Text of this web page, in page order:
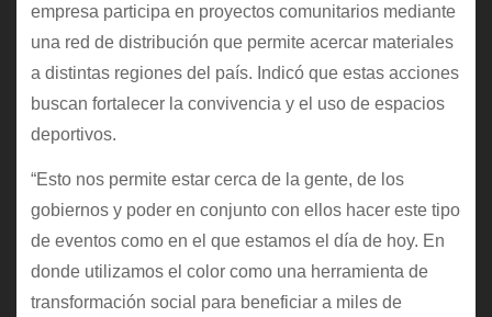
empresa participa en proyectos comunitarios mediante
una red de distribución que permite acercar materiales
a distintas regiones del país. Indicó que estas acciones
buscan fortalecer la convivencia y el uso de espacios
deportivos.
“Esto nos permite estar cerca de la gente, de los
gobiernos y poder en conjunto con ellos hacer este tipo
de eventos como en el que estamos el día de hoy. En
donde utilizamos el color como una herramienta de
transformación social para beneficiar a miles de